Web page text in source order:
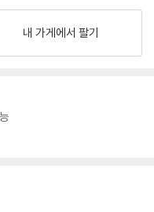
내 가게에서 팔기